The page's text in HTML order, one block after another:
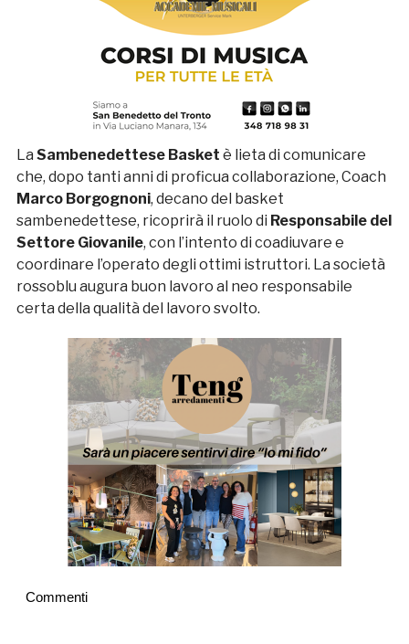
La Sambenedettese Basket è lieta di comunicare
che, dopo tanti anni di proficua collaborazione, Coach
Marco Borgognoni, decano del basket
sambenedettese, ricoprirà il ruolo di Responsabile del
Settore Giovanile, con l’intento di coadiuvare e
coordinare l’operato degli ottimi istruttori. La società
rossoblu augura buon lavoro al neo responsabile
certa della qualità del lavoro svolto.
Commenti